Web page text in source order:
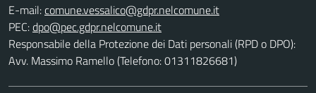
E-mail:
PEC:
Responsabile della Protezione dei Dati personali (RPD o DPO):
Avv. Massimo Ramello (Telefono: 01311826681)